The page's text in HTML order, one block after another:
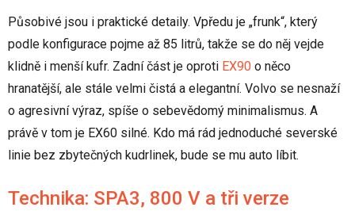
Působivé jsou i praktické detaily. Vpředu je „frunk“, který
podle konfigurace pojme až 85 litrů, takže se do něj vejde
klidně i menší kufr. Zadní část je oproti EX90 o něco
hranatější, ale stále velmi čistá a elegantní. Volvo se nesnaží
o agresivní výraz, spíše o sebevědomý minimalismus. A
právě v tom je EX60 silné. Kdo má rád jednoduché severské
linie bez zbytečných kudrlinek, bude se mu auto líbit.
Technika: SPA3, 800 V a tři verze